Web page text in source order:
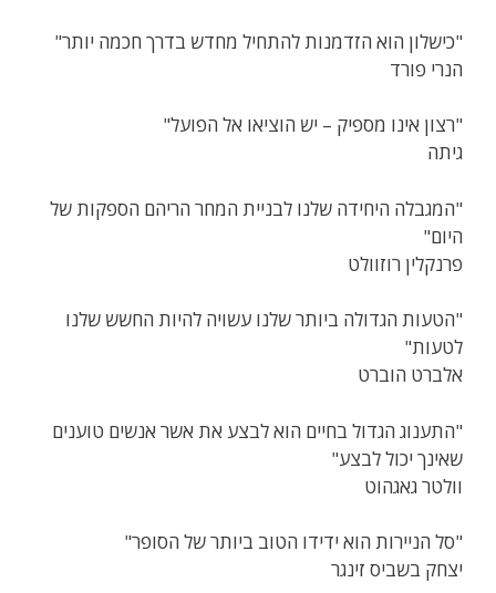
"כישלון הוא הזדמנות להתחיל מחדש בדרך חכמה יותר"
הנרי פורד
"רצון אינו מספיק – יש הוציאו אל הפועל"
גיתה
"המגבלה היחידה שלנו לבניית המחר הריהם הספקות של
היום"
פרנקלין רוזוולט
"הטעות הגדולה ביותר שלנו עשויה להיות החשש שלנו
לטעות"
אלברט הוברט
"התענוג הגדול בחיים הוא לבצע את אשר אנשים טוענים
שאינך יכול לבצע"
וולטר גאגהוט
"סל הניירות הוא ידידו הטוב ביותר של הסופר"
יצחק בשביס זינגר